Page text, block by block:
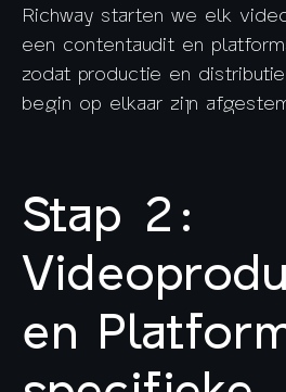
Richway starten we elk
een contentaudit en
zodat productie en
begin op elkaar zijn
Stap 2:
en